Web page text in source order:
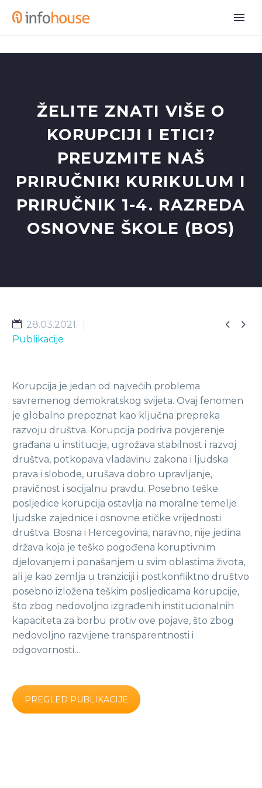
ŽELITE ZNATI VIŠE O
KORUPCIJI I ETICI?
PREUZMITE NAŠ
PRIRUČNIK! KURIKULUM I
PRIRUČNIK 1-4. RAZREDA
OSNOVNE ŠKOLE (BOS)
 
28.03.2021.
Publikacije
Korupcija je jedan od najvećih problema
savremenog demokratskog svijeta. Ovaj fenomen
je globalno prepoznat kao ključna prepreka
razvoju društva. Korupcija podriva povjerenje
građana u institucije, ugrožava stabilnost i razvoj
društva, potkopava vladavinu zakona i ljudska
prava i slobode, urušava dobro upravljanje,
pravičnost i socijalnu pravdu. Posebno teške
posljedice korupcija ostavlja na moralne temelje
ljudske zajednice i osnovne etičke vrijednosti
društva. Bosna i Hercegovina, naravno, nije jedina
država koja je teško pogođena koruptivnim
djelovanjem i ponašanjem u svim oblastima života,
ali je kao zemlja u tranziciji i postkonfliktno društvo
posebno izložena teškim posljedicama korupcije,
što zbog nedovoljno izgrađenih institucionalnih
kapaciteta za borbu protiv ove pojave, što zbog
nedovoljno razvijene transparentnosti i
odgovornosti…
PREGLED PUBLIKACIJE